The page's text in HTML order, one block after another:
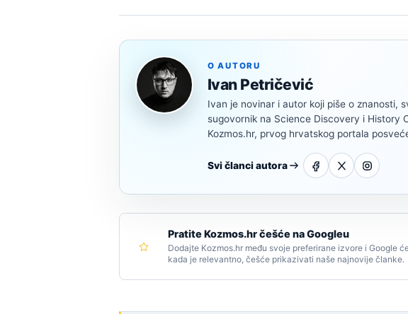
O AUTORU
Ivan Petričević
Ivan je novinar i autor koji piše o znanosti,
sugovornik na Science Discovery i History
Kozmos.hr, prvog hrvatskog portala
Svi članci autora
Pratite Kozmos.hr češće na Googleu
Dodajte Kozmos.hr među svoje preferirane izvore i Google
kada je relevantno, češće prikazivati naše najnovije članke.